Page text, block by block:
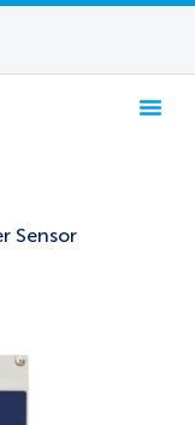
Sensor